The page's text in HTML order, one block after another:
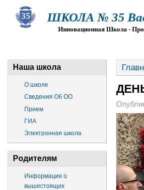
ШКОЛА № 35
Инновационная Школа -
Наша школа
О школе
Сведения Об ОО
Прием
ГИА
Электронная школа
Родителям
Информация о
вышестоящих